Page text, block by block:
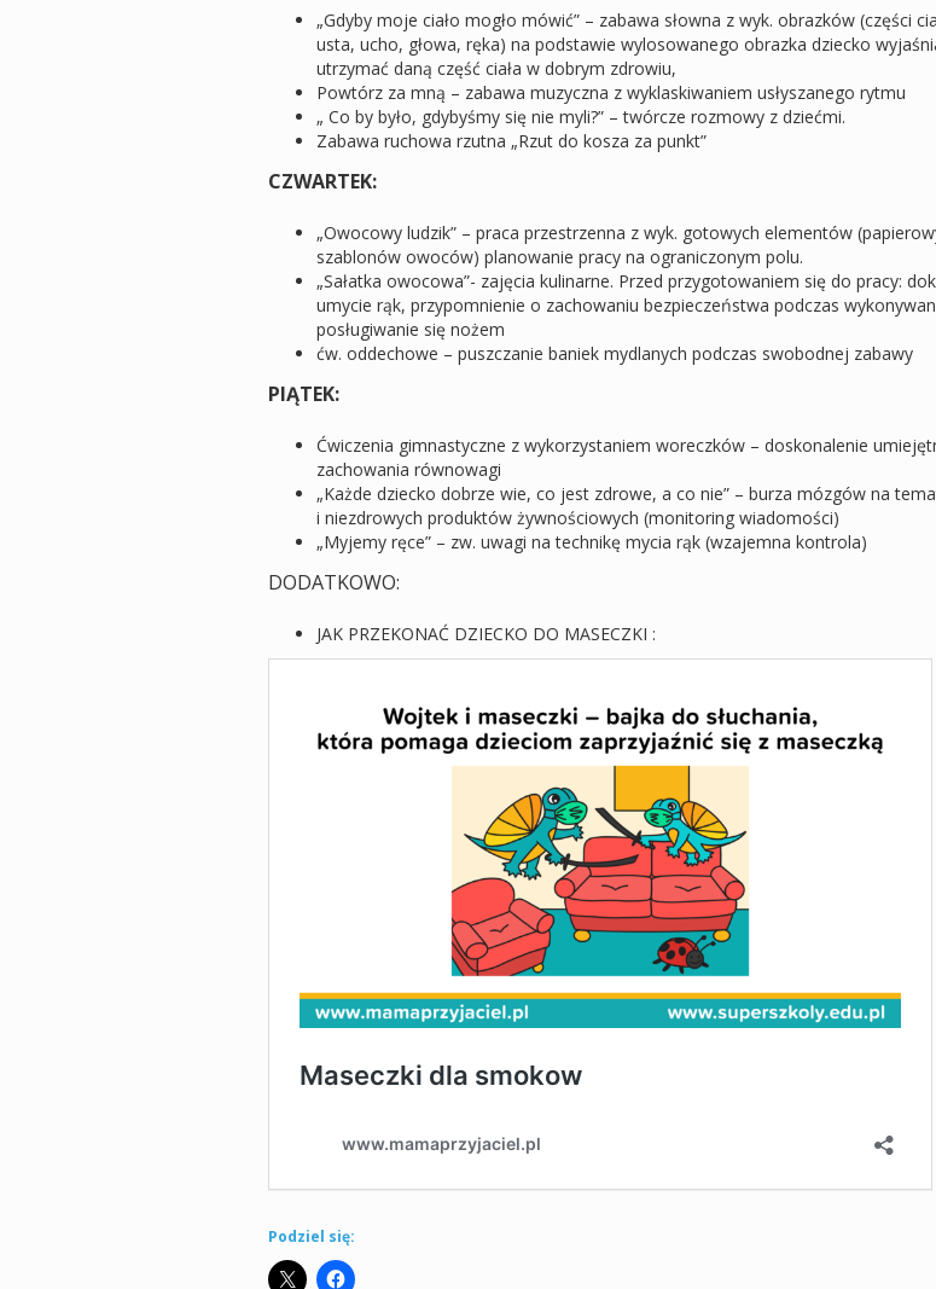
„Gdyby moje ciało mogło mówić” – zabawa słowna z wyk. obrazków (części
usta, ucho, głowa, ręka) na podstawie wylosowanego obrazka dziecko
utrzymać daną część ciała w dobrym zdrowiu,
Powtórz za mną – zabawa muzyczna z wyklaskiwaniem usłyszanego rytmu
„ Co by było, gdybyśmy się nie myli?” – twórcze rozmowy z dziećmi.
Zabawa ruchowa rzutna „Rzut do kosza za punkt”
CZWARTEK:
„Owocowy ludzik” – praca przestrzenna z wyk. gotowych elementów
szablonów owoców) planowanie pracy na ograniczonym polu.
„Sałatka owocowa”- zajęcia kulinarne. Przed przygotowaniem się do pracy:
umycie rąk, przypomnienie o zachowaniu bezpieczeństwa podczas
posługiwanie się nożem
ćw. oddechowe – puszczanie baniek mydlanych podczas swobodnej zabawy
PIĄTEK:
Ćwiczenia gimnastyczne z wykorzystaniem woreczków – doskonalenie
zachowania równowagi
„Każde dziecko dobrze wie, co jest zdrowe, a co nie” – burza mózgów na
i niezdrowych produktów żywnościowych (monitoring wiadomości)
„Myjemy ręce” – zw. uwagi na technikę mycia rąk (wzajemna kontrola)
DODATKOWO:
JAK PRZEKONAĆ DZIECKO DO MASECZKI :
Podziel się: